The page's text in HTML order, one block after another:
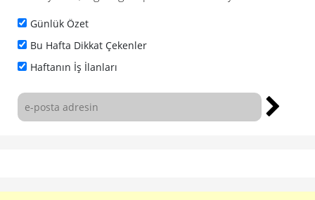
Günlük Özet
Bu Hafta Dikkat Çekenler
Haftanın İş İlanları